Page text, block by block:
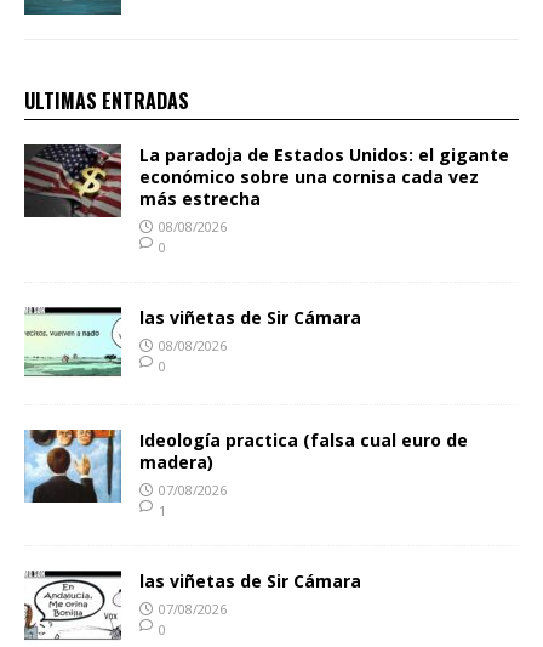
ULTIMAS ENTRADAS
La paradoja de Estados Unidos: el gigante
económico sobre una cornisa cada vez
más estrecha
08/08/2026
0
las viñetas de Sir Cámara
08/08/2026
0
Ideología practica (falsa cual euro de
madera)
07/08/2026
1
las viñetas de Sir Cámara
07/08/2026
0